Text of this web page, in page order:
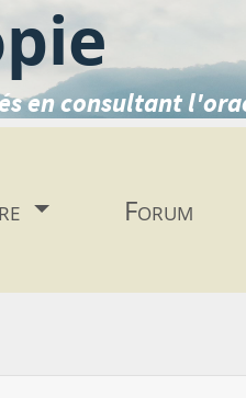
en consultant
Forum